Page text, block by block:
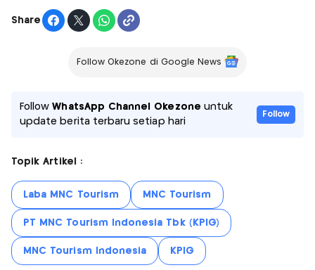
Share
Follow Okezone di Google News
FollowWhatsApp Channel Okezone untuk
update berita terbaru setiap hari
Follow
Topik Artikel :
Laba MNC Tourism MNC Tourism
PT MNC Tourism Indonesia Tbk (KPIG)
MNC Tourism Indonesia KPIG